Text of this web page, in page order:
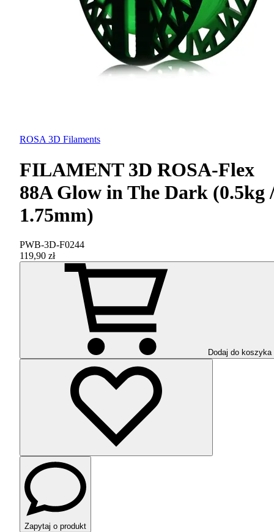
ROSA 3D Filaments
FILAMENT 3D ROSA-Flex
88A Glow in The Dark (0.5kg
1.75mm)
PWB-3D-F0244
119,90 zł
Dodaj do koszyka
Zapytaj o produkt